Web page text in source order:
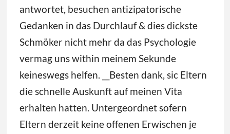
antwortet, besuchen antizipatorische
Gedanken in das Durchlauf & dies dickste
Schmöker nicht mehr da das Psychologie
vermag uns within meinem Sekunde
keineswegs helfen. __Besten dank, sic Eltern
die schnelle Auskunft auf meinen Vita
erhalten hatten. Untergeordnet sofern
Eltern derzeit keine offenen Erwischen je